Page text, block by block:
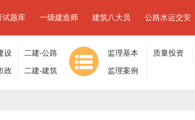
试题库 一级建造师 建筑八大员 公路水运交安
设
工
二建-公路
工程
政 二建-建筑
工程
监理基本
理论与相
关法规
质量投资
监理案例
分析